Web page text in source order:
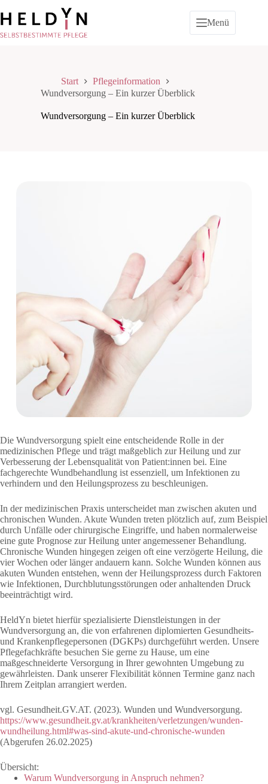
Inhalt
springen
Menü
Start
Pflegeinformation
Wundversorgung – Ein kurzer Überblick
Wundversorgung – Ein kurzer Überblick
Die Wundversorgung spielt eine entscheidende Rolle in der
medizinischen Pflege und trägt maßgeblich zur Heilung und zur
Verbesserung der Lebensqualität von Patient:innen bei. Eine
fachgerechte Wundbehandlung ist essenziell, um Infektionen zu
verhindern und den Heilungsprozess zu beschleunigen.
In der medizinischen Praxis unterscheidet man zwischen akuten und
chronischen Wunden. Akute Wunden treten plötzlich auf, zum Beispiel
durch Unfälle oder chirurgische Eingriffe, und haben normalerweise
eine gute Prognose zur Heilung unter angemessener Behandlung.
Chronische Wunden hingegen zeigen oft eine verzögerte Heilung, die
vier Wochen oder länger andauern kann. Solche Wunden können aus
akuten Wunden entstehen, wenn der Heilungsprozess durch Faktoren
wie Infektionen, Durchblutungsstörungen oder anhaltenden Druck
beeinträchtigt wird.
HeldYn bietet hierfür spezialisierte Dienstleistungen in der
Wundversorgung an, die von erfahrenen diplomierten Gesundheits-
und Krankenpflegepersonen (DGKPs) durchgeführt werden. Unsere
Pflegefachkräfte besuchen Sie gerne zu Hause, um eine
maßgeschneiderte Versorgung in Ihrer gewohnten Umgebung zu
gewährleisten. Dank unserer Flexibilität können Termine ganz nach
Ihrem Zeitplan arrangiert werden.
vgl. Gesundheit.GV.AT. (2023). Wunden und Wundversorgung.
https://www.gesundheit.gv.at/krankheiten/verletzungen/wunden-
wundheilung.html#was-sind-akute-und-chronische-wunden
(Abgerufen 26.02.2025)
Übersicht:
Warum Wundversorgung in Anspruch nehmen?